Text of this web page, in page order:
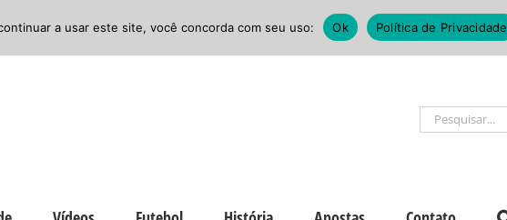
Buscar
resultados
a usar este site, você concorda com seu uso: Ok Política de Privacidade